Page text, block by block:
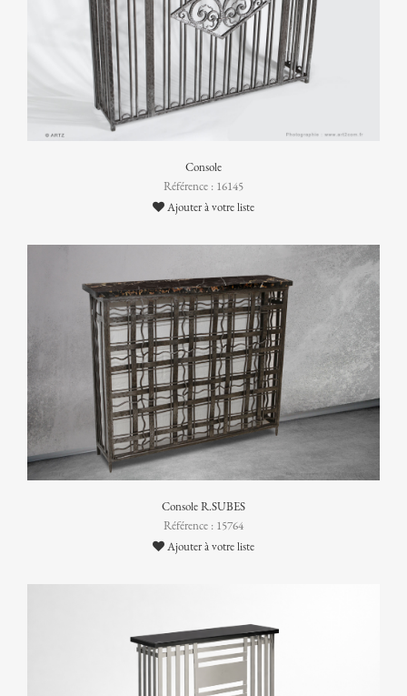
Console
Référence : 16145
Ajouter à votre liste
Console R.SUBES
Référence : 15764
Ajouter à votre liste